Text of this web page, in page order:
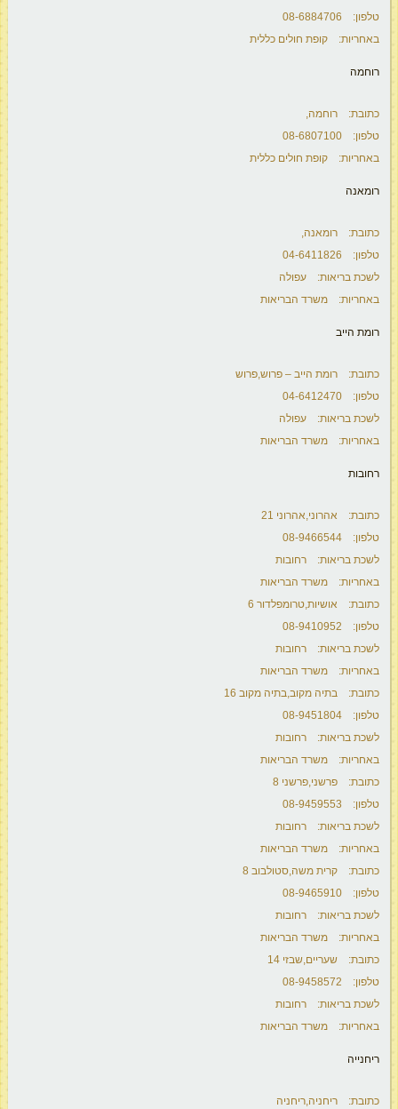
טלפון: 08-6884706
באחריות: קופת חולים כללית
רוחמה
כתובת: רוחמה,
טלפון: 08-6807100
באחריות: קופת חולים כללית
רומאנה
כתובת: רומאנה,
טלפון: 04-6411826
לשכת בריאות: עפולה
באחריות: משרד הבריאות
רומת הייב
כתובת: רומת הייב – פרוש,פרוש
טלפון: 04-6412470
לשכת בריאות: עפולה
באחריות: משרד הבריאות
רחובות
כתובת: אהרוני,אהרוני 21
טלפון: 08-9466544
לשכת בריאות: רחובות
באחריות: משרד הבריאות
כתובת: אושיות,טרומפלדור 6
טלפון: 08-9410952
לשכת בריאות: רחובות
באחריות: משרד הבריאות
כתובת: בתיה מקוב,בתיה מקוב 16
טלפון: 08-9451804
לשכת בריאות: רחובות
באחריות: משרד הבריאות
כתובת: פרשני,פרשני 8
טלפון: 08-9459553
לשכת בריאות: רחובות
באחריות: משרד הבריאות
כתובת: קרית משה,סטולבוב 8
טלפון: 08-9465910
לשכת בריאות: רחובות
באחריות: משרד הבריאות
כתובת: שעריים,שבזי 14
טלפון: 08-9458572
לשכת בריאות: רחובות
באחריות: משרד הבריאות
ריחנייה
כתובת: ריחניה,ריחניה